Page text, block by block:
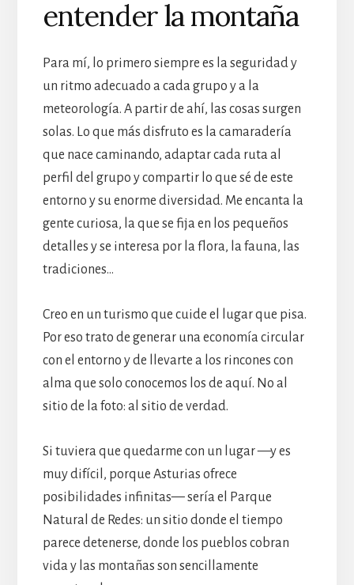
entender la montaña
Para mí, lo primero siempre es la seguridad y
un ritmo adecuado a cada grupo y a la
meteorología. A partir de ahí, las cosas surgen
solas. Lo que más disfruto es la camaradería
que nace caminando, adaptar cada ruta al
perfil del grupo y compartir lo que sé de este
entorno y su enorme diversidad. Me encanta la
gente curiosa, la que se fija en los pequeños
detalles y se interesa por la flora, la fauna, las
tradiciones…
Creo en un turismo que cuide el lugar que pisa.
Por eso trato de generar una economía circular
con el entorno y de llevarte a los rincones con
alma que solo conocemos los de aquí. No al
sitio de la foto: al sitio de verdad.
Si tuviera que quedarme con un lugar —y es
muy difícil, porque Asturias ofrece
posibilidades infinitas— sería el Parque
Natural de Redes: un sitio donde el tiempo
parece detenerse, donde los pueblos cobran
vida y las montañas son sencillamente